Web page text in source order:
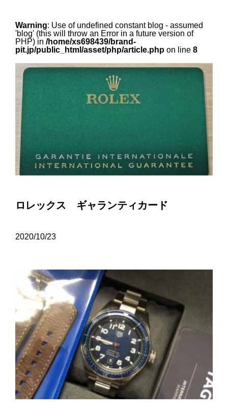
Warning: Use of undefined constant blog - assumed
'blog' (this will throw an Error in a future version of
PHP) in /home/xs698439/brand-
pit.jp/public_html/asset/php/article.phpon line 8
ロレックス ギャランティカード
2020/10/23